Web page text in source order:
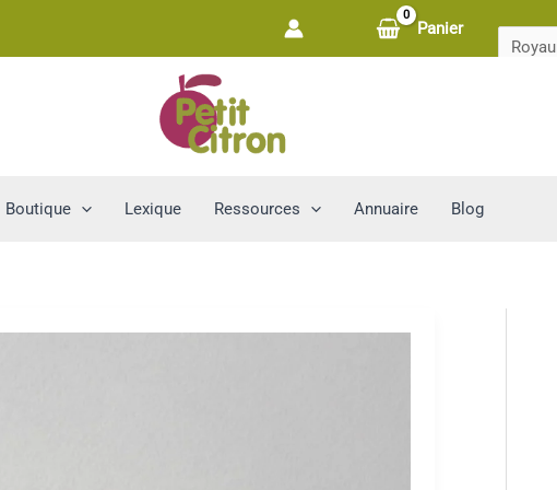
Panier
Boutique Lexique Ressources Annuaire Blog